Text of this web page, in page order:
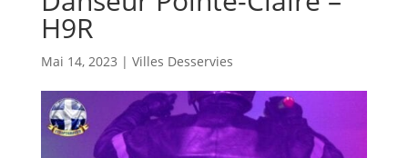
H9R
Mai 14, 2023 | Villes Desservies